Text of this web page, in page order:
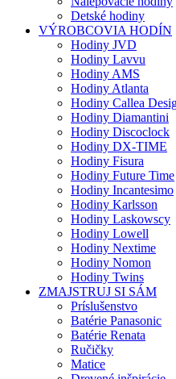
Detské hodiny
VÝROBCOVIA HODÍN
Hodiny JVD
Hodiny Lavvu
Hodiny AMS
Hodiny Atlanta
Hodiny Callea
Hodiny Diamantini
Hodiny Discoclock
Hodiny DX-TIME
Hodiny Fisura
Hodiny Future Time
Hodiny Incantesimo
Hodiny Karlsson
Hodiny Laskowscy
Hodiny Lowell
Hodiny Nextime
Hodiny Nomon
Hodiny Twins
ZMAJSTRUJ SI SÁM
Príslušenstvo
Batérie Panasonic
Batérie Renata
Ručičky
Matice